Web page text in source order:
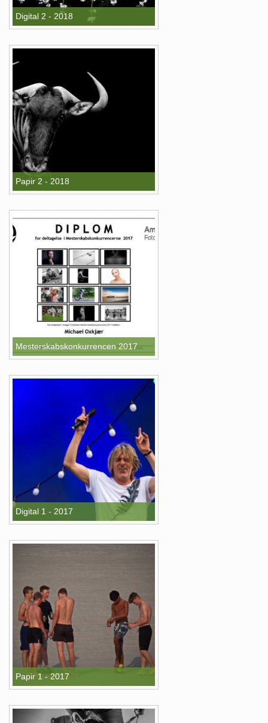
Digital 2 - 2018
Papir 2 - 2018
Mesterskabskonkurrencen 2017
Digital 1 - 2017
Papir 1 - 2017